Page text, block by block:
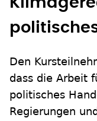
Den
dass die Arbeit
politisches
Regierungen